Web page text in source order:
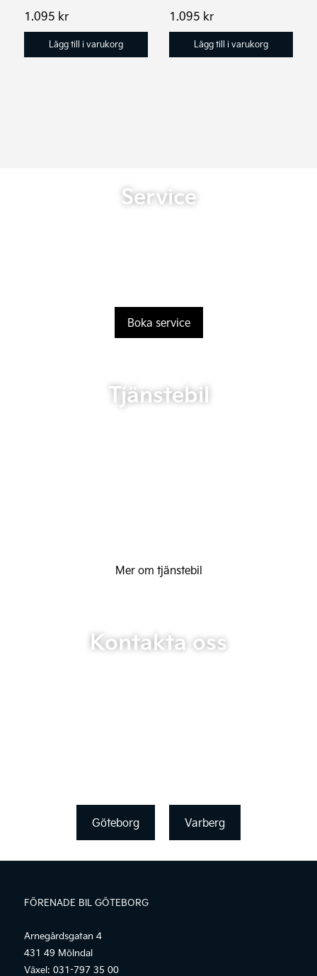
1.095 kr
Lägg till i varukorg
1.095 kr
Lägg till i varukorg
Service
Boka service
Tjänstebil
Mer om tjänstebil
Kontakta oss
Göteborg Varberg
FÖRENADE BIL GÖTEBORG
Arnegårdsgatan 4
431 49 Mölndal
Växel: 031-797 35 00